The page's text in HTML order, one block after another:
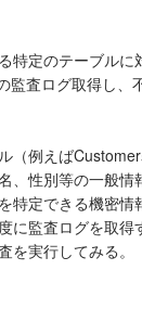
特定のテーブルに
監査ログ取得し、
（例えば
、性別等の一般
特定できる機密
に監査ログを取
を実行してみる。